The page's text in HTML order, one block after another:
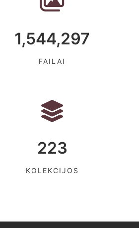
1,544,297
FAILAI
223
KOLEKCIJOS